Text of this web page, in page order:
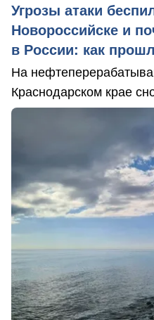
Угрозы атаки
Новороссийске и
в России: как
На
Краснодарском крае